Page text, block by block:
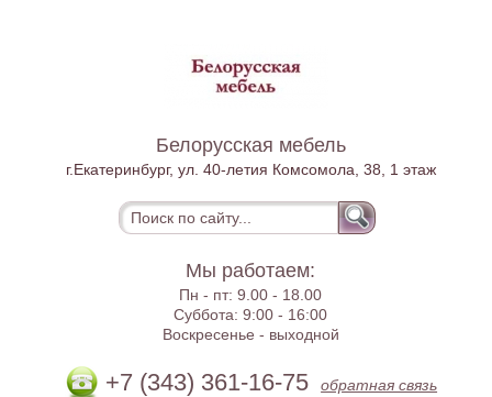
Белорусская мебель
г.Екатеринбург, ул. 40-летия Комсомола, 38, 1 этаж
Мы работаем:
Пн - пт:9.00 - 18.00
Суббота:9:00 - 16:00
Воскресенье - выходной
+7 (343) 361-16-75 обратная связь